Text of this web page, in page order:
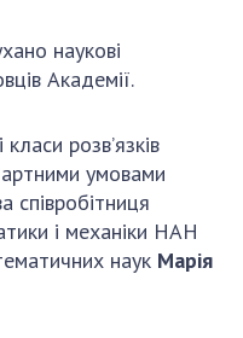
наук
наук
наукові
Академії.
розв’язків
умовами
співробітниця
і механіки НАН
наук Марія